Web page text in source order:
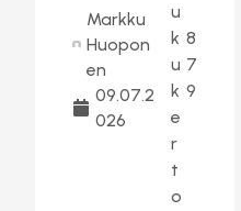
Markku
Huopon
en
09.07.2
026
u
k
u
k
e
r
t
o
8
7
9